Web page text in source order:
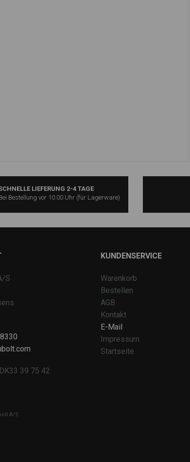
LIEFERUNG 2-4 TAGE
Bestellung vor 10:00 Uhr (für Lagerware)
S
39 75 42
A/S
KUNDENSERVICE
Warenkorb
Bestellen
AGB
Kontakt
E-Mail
Impressum
Startseite